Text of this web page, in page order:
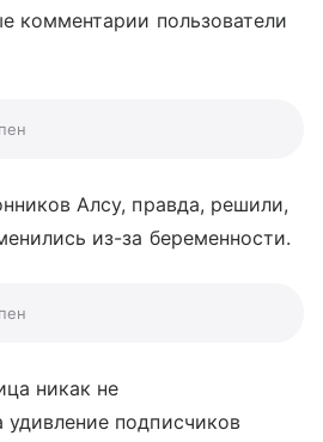
комментарии пользователи
Алсу, правда, решили,
из-за беременности.
никак не
подписчиков